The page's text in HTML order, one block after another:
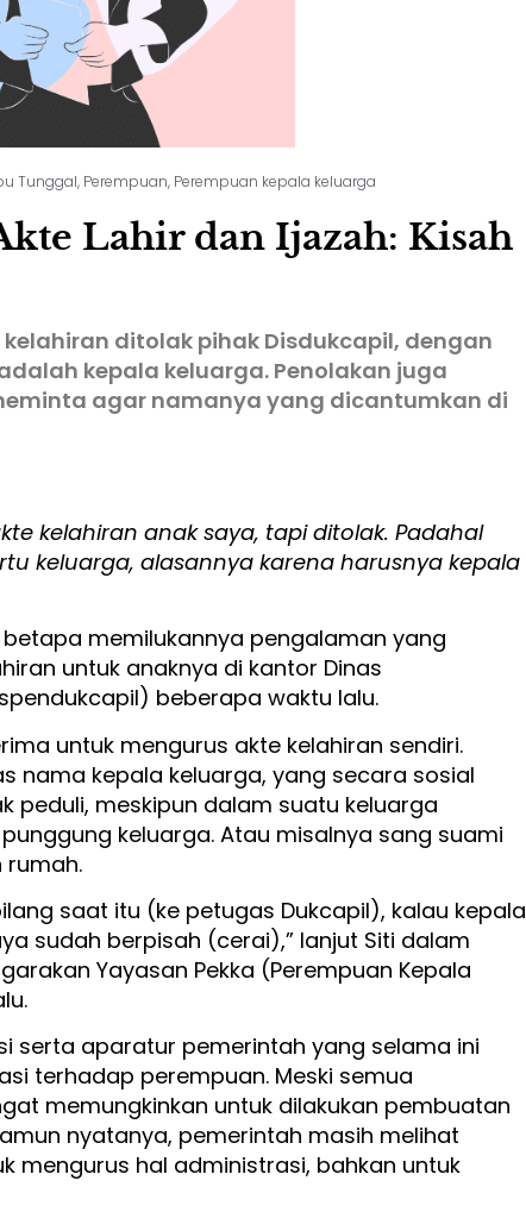
Tunggal, Perempuan, Perempuan kepala keluarga
Lahir dan Ijazah: Kisah
ditolak pihak Disdukcapil, dengan
kepala keluarga. Penolakan juga
agar namanya yang dicantumkan di
kelahiran anak saya, tapi ditolak. Padahal
keluarga, alasannya karena harusnya kepala
memilukannya pengalaman yang
untuk anaknya di kantor Dinas
beberapa waktu lalu.
untuk mengurus akte kelahiran sendiri.
nama kepala keluarga, yang secara sosial
peduli, meskipun dalam suatu keluarga
keluarga. Atau misalnya sang suami
saat itu (ke petugas Dukcapil), kalau kepala
sudah berpisah (cerai),” lanjut Siti dalam
Yayasan Pekka (Perempuan Kepala
serta aparatur pemerintah yang selama ini
terhadap perempuan. Meski semua
memungkinkan untuk dilakukan pembuatan
nyatanya, pemerintah masih melihat
mengurus hal administrasi, bahkan untuk